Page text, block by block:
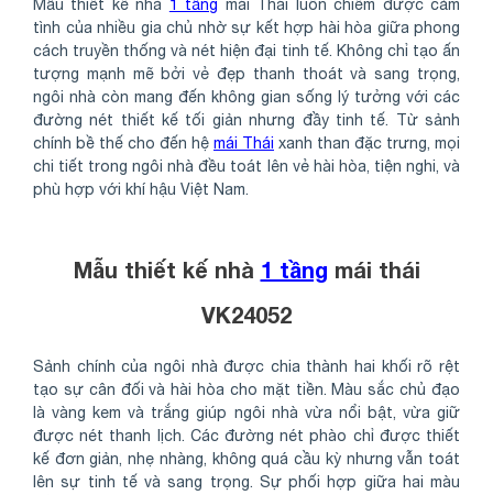
Mẫu thiết kế nhà 1 tầng mái Thái luôn chiếm được cảm
tình của nhiều gia chủ nhờ sự kết hợp hài hòa giữa phong
cách truyền thống và nét hiện đại tinh tế. Không chỉ tạo ấn
tượng mạnh mẽ bởi vẻ đẹp thanh thoát và sang trọng,
ngôi nhà còn mang đến không gian sống lý tưởng với các
đường nét thiết kế tối giản nhưng đầy tinh tế. Từ sảnh
chính bề thế cho đến hệ mái Thái xanh than đặc trưng, mọi
chi tiết trong ngôi nhà đều toát lên vẻ hài hòa, tiện nghi, và
phù hợp với khí hậu Việt Nam.
Mẫu thiết kế nhà 1 tầng mái thái
VK24052
Sảnh chính của ngôi nhà được chia thành hai khối rõ rệt
tạo sự cân đối và hài hòa cho mặt tiền. Màu sắc chủ đạo
là vàng kem và trắng giúp ngôi nhà vừa nổi bật, vừa giữ
được nét thanh lịch. Các đường nét phào chỉ được thiết
kế đơn giản, nhẹ nhàng, không quá cầu kỳ nhưng vẫn toát
lên sự tinh tế và sang trọng. Sự phối hợp giữa hai màu